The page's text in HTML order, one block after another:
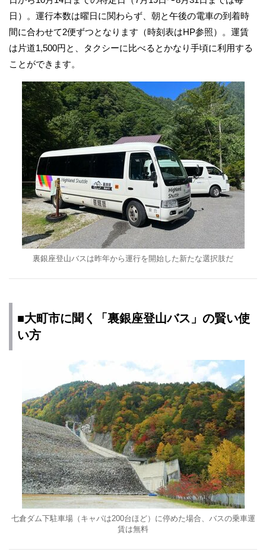
日）。運行本数は曜日に関わらず、朝と午後の電車の到着時
間に合わせて2便ずつとなります（時刻表はHP参照）。運賃
は片道1,500円と、タクシーに比べるとかなり手頃に利用する
ことができます。
裏銀座登山バスは昨年から運行を開始した新たな選択肢だ
■大町市に聞く「裏銀座登山バス」の賢い使
い方
七倉ダム下駐車場（キャパは200台ほど）に停めた場合、バスの乗車運
賃は無料